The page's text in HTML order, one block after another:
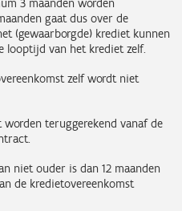
3 maanden worden
gaat dus over de
(gewaarborgde) krediet kunnen
looptijd van het krediet zelf.
zelf wordt niet
worden teruggerekend vanaf de
niet ouder is dan 12 maanden
de kredietovereenkomst